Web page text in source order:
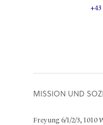
+43
MISSION UND
Freyung 6/1/2/3, 1010